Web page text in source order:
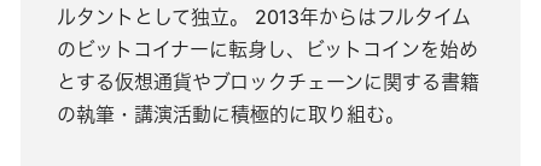
ルタントとして独立。 2013年からはフルタイム
のビットコイナーに転身し、ビットコインを始め
とする仮想通貨やブロックチェーンに関する書籍
の執筆・講演活動に積極的に取り組む。